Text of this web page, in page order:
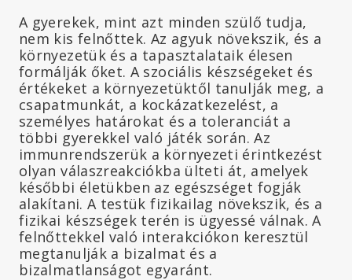
A gyerekek, mint azt minden szülő tudja,
nem kis felnőttek. Az agyuk növekszik, és a
környezetük és a tapasztalataik élesen
formálják őket. A szociális készségeket és
értékeket a környezetüktől tanulják meg, a
csapatmunkát, a kockázatkezelést, a
személyes határokat és a toleranciát a
többi gyerekkel való játék során. Az
immunrendszerük a környezeti érintkezést
olyan válaszreakciókba ülteti át, amelyek
későbbi életükben az egészséget fogják
alakítani. A testük fizikailag növekszik, és a
fizikai készségek terén is ügyessé válnak. A
felnőttekkel való interakciókon keresztül
megtanulják a bizalmat és a
bizalmatlanságot egyaránt.